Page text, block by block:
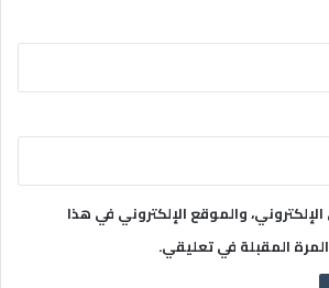
والموقع الإلكتروني في هذا
المقبلة في تعليقي.